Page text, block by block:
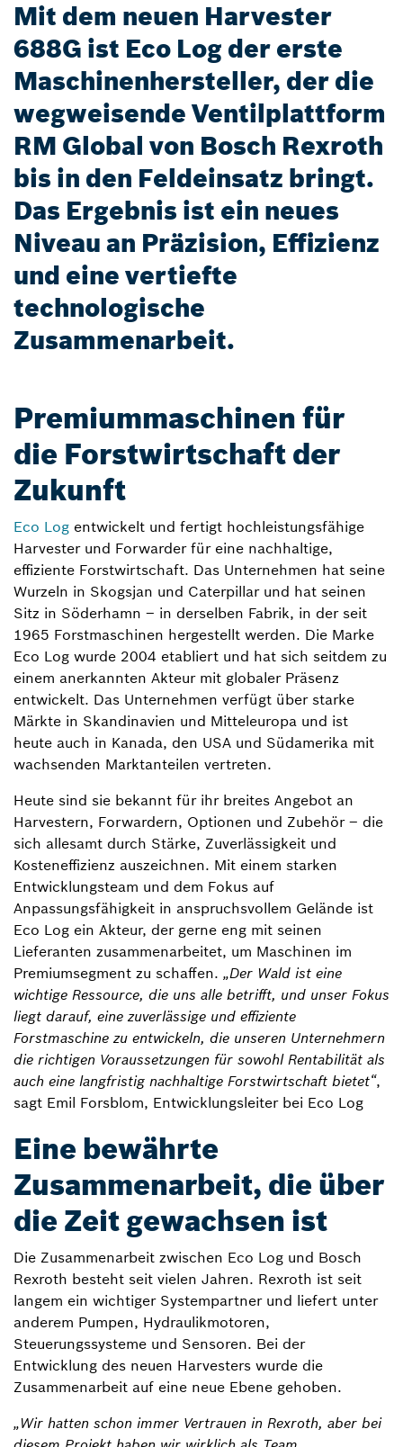
Mit dem neuen Harvester
688G ist Eco Log der erste
Maschinenhersteller, der die
wegweisende Ventilplattform
RM Global von Bosch Rexroth
bis in den Feldeinsatz bringt.
Das Ergebnis ist ein neues
Niveau an Präzision, Effizienz
und eine vertiefte
technologische
Zusammenarbeit.
Premiummaschinen für
die Forstwirtschaft der
Zukunft
Eco Log entwickelt und fertigt hochleistungsfähige
Harvester und Forwarder für eine nachhaltige,
effiziente Forstwirtschaft. Das Unternehmen hat seine
Wurzeln in Skogsjan und Caterpillar und hat seinen
Sitz in Söderhamn – in derselben Fabrik, in der seit
1965 Forstmaschinen hergestellt werden. Die Marke
Eco Log wurde 2004 etabliert und hat sich seitdem zu
einem anerkannten Akteur mit globaler Präsenz
entwickelt. Das Unternehmen verfügt über starke
Märkte in Skandinavien und Mitteleuropa und ist
heute auch in Kanada, den USA und Südamerika mit
wachsenden Marktanteilen vertreten.
Heute sind sie bekannt für ihr breites Angebot an
Harvestern, Forwardern, Optionen und Zubehör – die
sich allesamt durch Stärke, Zuverlässigkeit und
Kosteneffizienz auszeichnen. Mit einem starken
Entwicklungsteam und dem Fokus auf
Anpassungsfähigkeit in anspruchsvollem Gelände ist
Eco Log ein Akteur, der gerne eng mit seinen
Lieferanten zusammenarbeitet, um Maschinen im
Premiumsegment zu schaffen. „Der Wald ist eine
wichtige Ressource, die uns alle betrifft, und unser Fokus
liegt darauf, eine zuverlässige und effiziente
Forstmaschine zu entwickeln, die unseren Unternehmern
die richtigen Voraussetzungen für sowohl Rentabilität als
auch eine langfristig nachhaltige Forstwirtschaft bietet“,
sagt Emil Forsblom, Entwicklungsleiter bei Eco Log
Eine bewährte
Zusammenarbeit, die über
die Zeit gewachsen ist
Die Zusammenarbeit zwischen Eco Log und Bosch
Rexroth besteht seit vielen Jahren. Rexroth ist seit
langem ein wichtiger Systempartner und liefert unter
anderem Pumpen, Hydraulikmotoren,
Steuerungssysteme und Sensoren. Bei der
Entwicklung des neuen Harvesters wurde die
Zusammenarbeit auf eine neue Ebene gehoben.
„Wir hatten schon immer Vertrauen in Rexroth, aber bei